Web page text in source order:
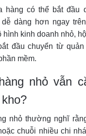
hàng có thể bắt đầu
dàng hơn ngay
kinh doanh nhỏ,
đầu chuyển từ quản
mềm.
nhỏ vẫn
nhỏ thường nghĩ
chuỗi nhiều chi